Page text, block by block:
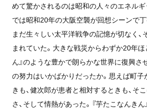
めて驚かされるのは昭和の人々のエネル
では昭和20年の大阪空襲が回想シーンで丁
まだ生々しい太平洋戦争の記憶が切なく、
まれていた。大きな戦災からわずか20年ほ
ん』のような豊かで朗らかな世界に復興さ
の努力はいかばかりだったか。思えば町子
きも、健次郎が患者と相対するときも、そ
さ、そして情熱があった。『芋たこなんきん